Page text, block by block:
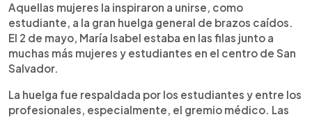
Aquellas mujeres la inspiraron a unirse, como
estudiante, a la gran huelga general de brazos caídos.
El 2 de mayo, María Isabel estaba en las filas junto a
muchas más mujeres y estudiantes en el centro de San
Salvador.
La huelga fue respaldada por los estudiantes y entre los
profesionales, especialmente, el gremio médico. Las